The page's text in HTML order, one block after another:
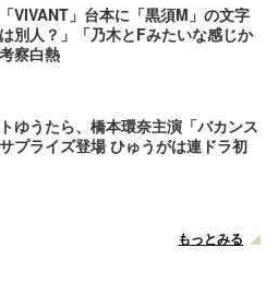
VIVANT」台本に「黒須M」の文字
は別人？」「乃木とFみたいな感じか
察白熱
ゆうたら、橋本環奈主演「バカンス
プライズ登場 ひゅうがは連ドラ初
もっとみる